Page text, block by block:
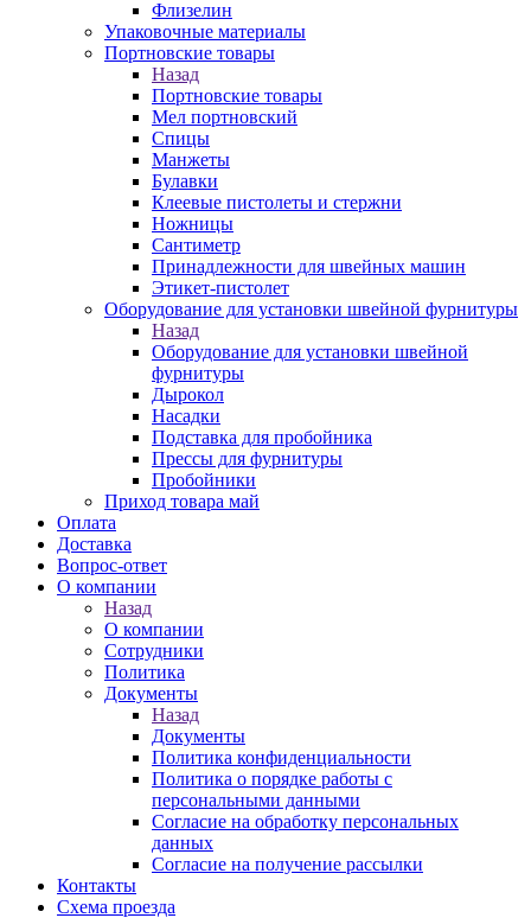
Флизелин
Упаковочные материалы
Портновские товары
Назад
Портновские товары
Мел портновский
Спицы
Манжеты
Булавки
Клеевые пистолеты и стержни
Ножницы
Сантиметр
Принадлежности для швейных машин
Этикет-пистолет
Оборудование для установки швейной фурнитуры
Назад
Оборудование для установки швейной
фурнитуры
Дырокол
Насадки
Подставка для пробойника
Прессы для фурнитуры
Пробойники
Приход товара май
Оплата
Доставка
Вопрос-ответ
О компании
Назад
О компании
Сотрудники
Политика
Документы
Назад
Документы
Политика конфиденциальности
Политика о порядке работы с
персональными данными
Согласие на обработку персональных
данных
Согласие на получение рассылки
Контакты
Схема проезда